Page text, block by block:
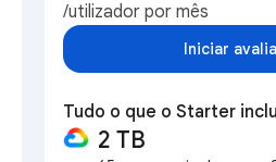
/utilizador por mês
Iniciar
Tudo o que o Starter
2 TB